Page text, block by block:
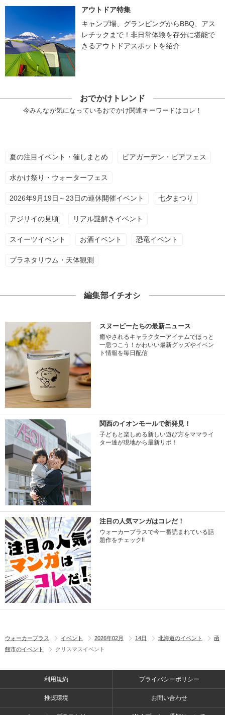
アウトドア特集
キャンプ場、グランピングからBBQ、アス
レチックまで！非日常体験を存分に堪能で
きるアウトドアスポットを紹介
おでかけトレンド
今みんなが気になっているおでかけ関連キーワードはコレ！
夏の注目イベント・催しまとめ ビアガーデン・ビアフェス
水かけ祭り・ウォーターフェス
2026年9月19日～23日の連休開催イベント 七夕まつり
アジサイの見頃 リアル謎解きイベント
スイーツイベント お酒イベント 恐竜イベント
プラネタリウム・天体観測
編集部イチオシ
スヌーピーたちの最新ニュース
癒やされるキャラクターアイテムでほっと
一息つこう！かわいい最新グッズやイベン
ト情報を毎日配信
関西のイオンモールで新発見！
子どもと楽しめる新しい遊び方をママライ
ター達が現地から最新リポ！
注目の人気マンガはコレだ！
ウォーカープラスで今一番読まれている話
題作をチェック!!
ウォーカープラス イベント 2026年02月 14日 北海道のイベント
函
館市のイベント
クリスマスイベント
利用規約 プライバシーポリシー
推奨環境 お問い合わせ